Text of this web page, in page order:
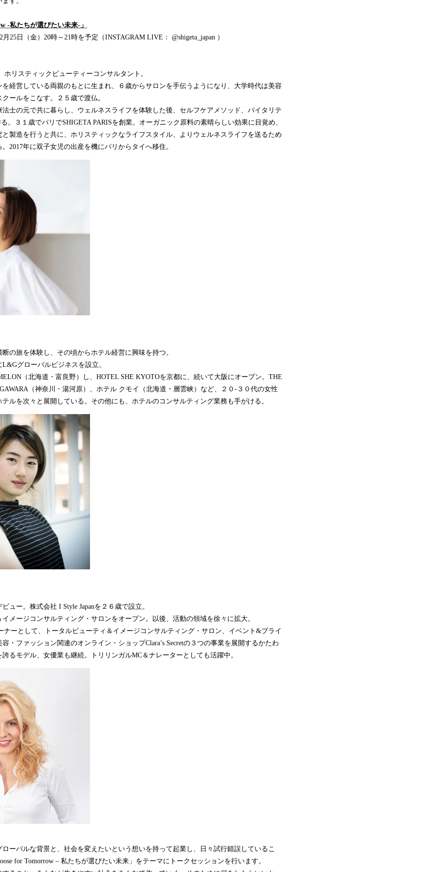
-私たちが選びたい未来-」
25日（金）20時～21時を予定（INSTAGRAM LIVE： @shigeta_japan ）
ホリスティックビューティーコンサルタント。
経営している両親のもとに生まれ、６歳からサロンを手伝うようになり、大学時代は美容
ールをこなす。２５歳で渡仏。
士の元で共に暮らし、ウェルネスライフを体験した後、セルフケアメソッド、バイタリテ
。３１歳でパリでSHIGETA PARISを創業。オーガニック原料の素晴らしい効果に目覚め、
製造を行うと共に、ホリスティックなライフスタイル、よりウェルネスライフを送るため
2017年に双子女児の出産を機にパリからタイへ移住。
の旅を体験し、その頃からホテル経営に興味を持つ。
グローバルビジネスを設立。
（北海道・富良野）し、HOTEL SHE KYOTOを京都に、続いて大阪にオープン。THE
（神奈川・湯河原）、ホテル クモイ（北海道・層雲峡）など、２０-３０代の女性
ルを次々と展開している。その他にも、ホテルのコンサルティング業務も手がける。
ュー。株式会社 I Style Japanを２６歳で設立。
メージコンサルティング・サロンをオープン。以後、活動の領域を徐々に拡大。
ナーとして、トータルビューティ＆イメージコンサルティング・サロン、イベント&ブライ
・ファッション関連のオンライン・ショップClara’s Secretの３つの事業を展開するかたわ
るモデル、女優業も継続。トリリンガルMC＆ナレーターとしても活躍中。
ーバルな背景と、社会を変えたいという想いを持って起業し、日々試行錯誤しているこ
for Tomorrow ‒ 私たちが選びたい未来」をテーマにトークセッションを行います。